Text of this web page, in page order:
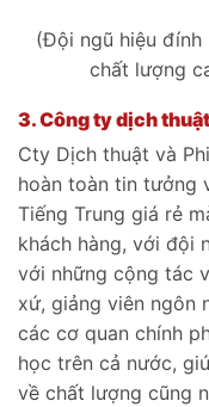
(Đội ngũ hiệu
chất lượng
3.Công ty dịch
Cty Dịch thuật và
hoàn toàn tin tưởng
Tiếng Trung giá rẻ
khách hàng, với đội
với những cộng tác
xứ, giảng viên ngôn
các cơ quan chính
học trên cả nước,
về chất lượng cũng